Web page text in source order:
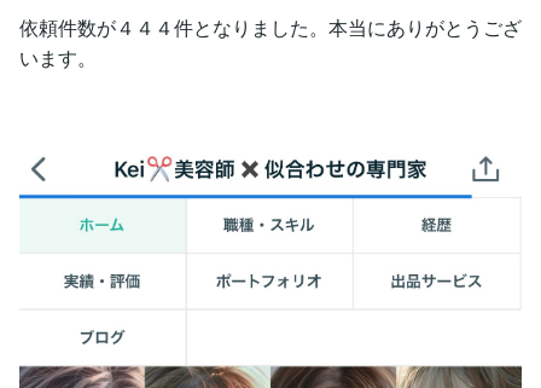
依頼件数が４４４件となりました。本当にありがとうござ
います。